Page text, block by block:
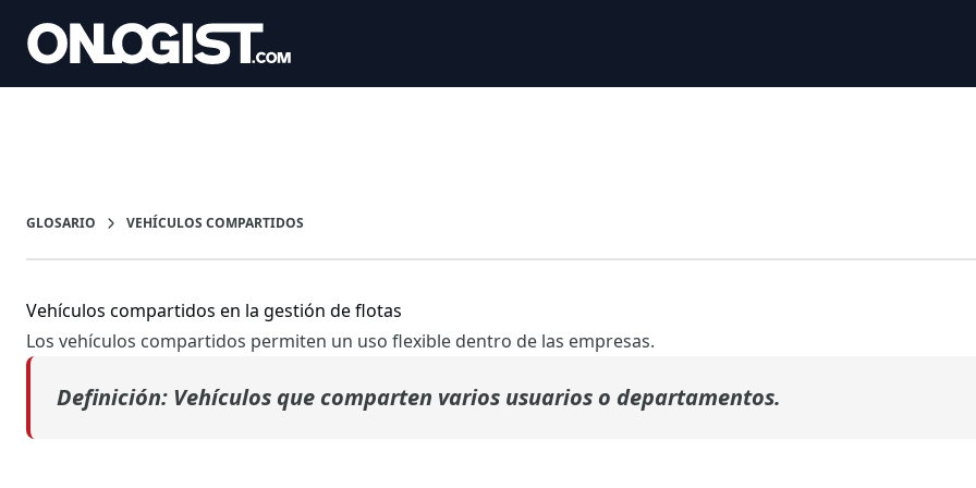
GLOSARIO VEHÍCULOS COMPARTIDOS
Vehículos compartidos en la gestión de flotas
Los vehículos compartidos permiten un uso flexible dentro de las empresas.
Definición: Vehículos que comparten varios usuarios o departamentos.